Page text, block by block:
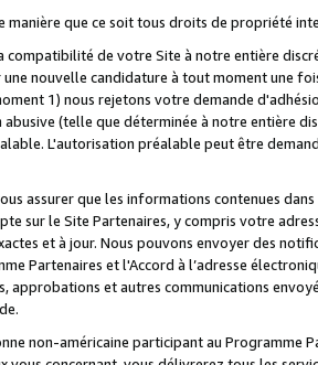
manière que ce soit tous droits de propriété
compatibilité de votre Site à notre entière
nouvelle candidature à tout moment une
1) nous rejetons votre demande
(telle que déterminée à notre entière
L'autorisation préalable peut être
assurer que les informations contenues
sur le Site Partenaires, y compris votre
et à jour. Nous pouvons envoyer des
Partenaires et l'Accord à l’adresse
approbations et autres communications
non-américaine participant au